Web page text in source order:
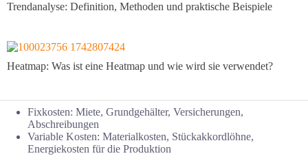
Trendanalyse: Definition, Methoden und praktische Beispiele
Heatmap: Was ist eine Heatmap und wie wird sie verwendet?
Fixkosten: Miete, Grundgehälter, Versicherungen,
Abschreibungen
Variable Kosten: Materialkosten, Stückakkordlöhne,
Energiekosten für die Produktion